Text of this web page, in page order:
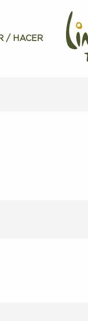
/ HACER